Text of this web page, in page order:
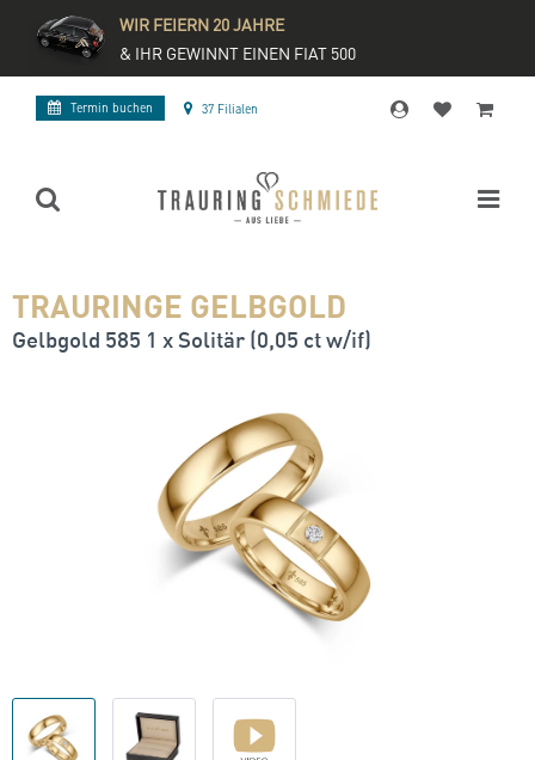
WIR FEIERN 20 JAHRE
& IHR GEWINNT EINEN FIAT 500
Termin buchen 37 Filialen
TRAURINGE GELBGOLD
Gelbgold 585 1 x Solitär (0,05 ct w/if)